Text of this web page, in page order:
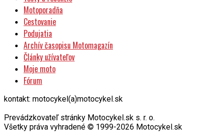
Motoporadňa
Cestovanie
Podujatia
Archív časopisu Motomagazín
Články užívateľov
Moje moto
Fórum
kontakt: motocykel(a)motocykel.sk
Prevádzkovateľ stránky Motocykel.sk s. r. o.
Všetky práva vyhradené © 1999-2026 Motocykel.sk